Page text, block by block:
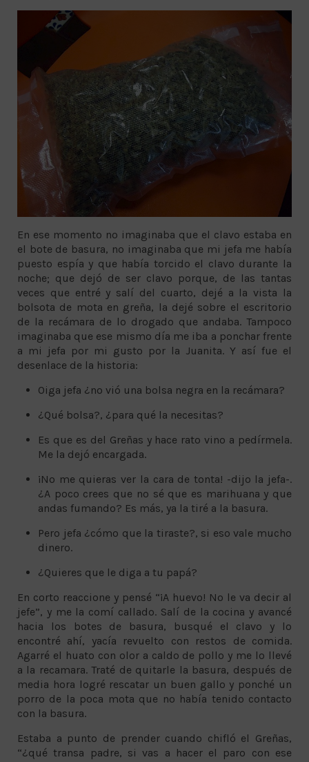
En ese momento no imaginaba que el clavo estaba en
el bote de basura, no imaginaba que mi jefa me había
puesto espía y que había torcido el clavo durante la
noche; que dejó de ser clavo porque, de las tantas
veces que entré y salí del cuarto, dejé a la vista la
bolsota de mota en greña, la dejé sobre el escritorio
de la recámara de lo drogado que andaba. Tampoco
imaginaba que ese mismo día me iba a ponchar frente
a mi jefa por mi gusto por la Juanita. Y así fue el
desenlace de la historia:
Oiga jefa ¿no vió una bolsa negra en la recámara?
¿Qué bolsa?, ¿para qué la necesitas?
Es que es del Greñas y hace rato vino a pedírmela.
Me la dejó encargada.
¡No me quieras ver la cara de tonta! -dijo la jefa-.
¿A poco crees que no sé que es marihuana y que
andas fumando? Es más, ya la tiré a la basura.
Pero jefa ¿cómo que la tiraste?, si eso vale mucho
dinero.
¿Quieres que le diga a tu papá?
En corto reaccione y pensé “¡A huevo! No le va decir al
jefe”, y me la comí callado. Salí de la cocina y avancé
hacia los botes de basura, busqué el clavo y lo
encontré ahí, yacía revuelto con restos de comida.
Agarré el huato con olor a caldo de pollo y me lo llevé
a la recamara. Traté de quitarle la basura, después de
media hora logré rescatar un buen gallo y ponché un
porro de la poca mota que no había tenido contacto
con la basura.
Estaba a punto de prender cuando chifló el Greñas,
“¿qué transa padre, si vas a hacer el paro con ese